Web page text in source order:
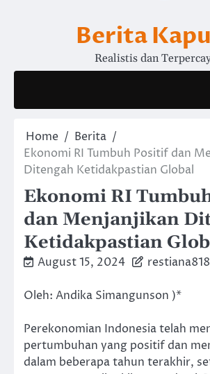
Berita
Realistis dan
Home
Berita
Ekonomi RI Tumbuh Positif dan
Ditengah Ketidakpastian Global
Ekonomi RI
dan Menjanjikan
Ketidakpastian
August 15, 2024 restiana818
Oleh: Andika Simangunson )*
Perekonomian Indonesia telah
pertumbuhan yang positif dan
dalam beberapa tahun terakhir,